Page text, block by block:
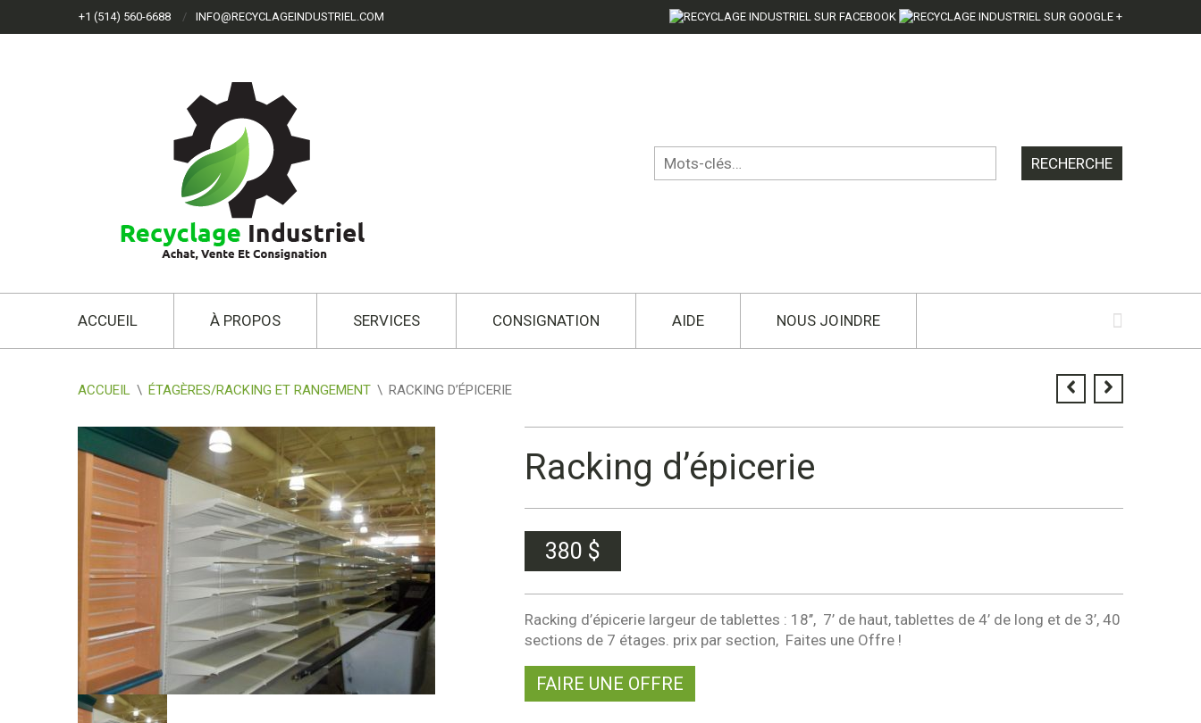
+1 (514) 560-6688 INFO@RECYCLAGEINDUSTRIEL.COM
ACCUEIL À PROPOS SERVICES CONSIGNATION AIDE NOUS JOINDRE
ACCUEIL \ ÉTAGÈRES/RACKING ET RANGEMENT \ RACKING D’ÉPICERIE
Racking d’épicerie
380 $
Racking d’épicerie largeur de tablettes : 18’’, 7’ de haut, tablettes de 4’ de long et de 3’, 40
sections de 7 étages. prix par section, Faites une Offre !
FAIRE UNE OFFRE